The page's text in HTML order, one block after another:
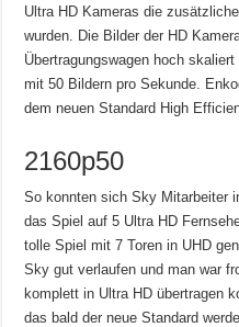
Ultra HD Kameras die
wurden. Die Bilder der HD
Übertragungswagen hoch
mit 50 Bildern pro Sekunde.
dem neuen Standard High
2160p50
So konnten sich Sky Mitarbeiter
das Spiel auf 5 Ultra HD
tolle Spiel mit 7 Toren in UHD
Sky gut verlaufen und man war
komplett in Ultra HD übertragen
das bald der neue Standard